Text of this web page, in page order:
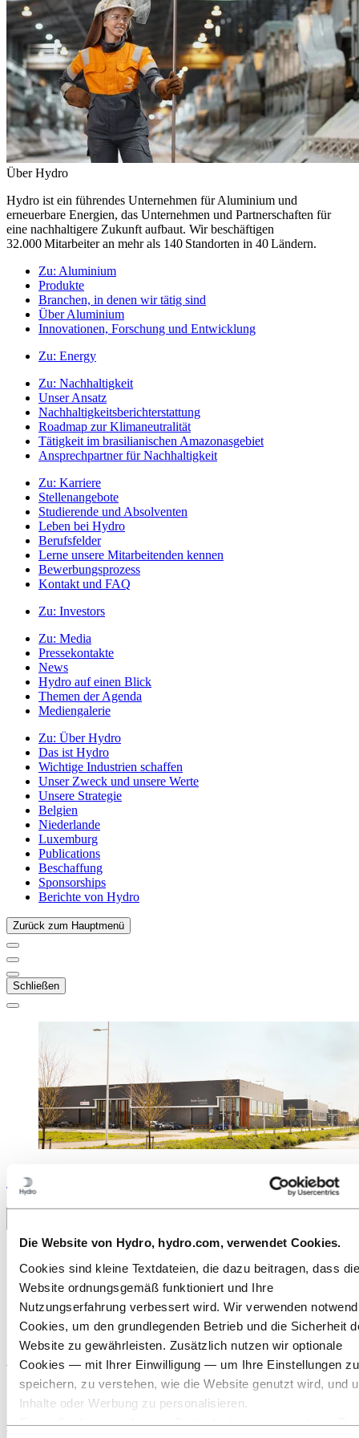
Die Website von Hydro, hydro.com, verwendet Cookies.
Cookies sind kleine Textdateien, die dazu beitragen, dass die
Website ordnungsgemäß funktioniert und Ihre
Nutzungserfahrung verbessert wird. Wir verwenden
Cookies, um den grundlegenden Betrieb und die Sicherheit
Website zu gewährleisten. Zusätzlich nutzen wir optionale
Cookies — mit Ihrer Einwilligung — um Ihre Einstellungen zu
speichern, zu verstehen, wie die Website genutzt wird, und
Inhalte oder Werbung zu personalisieren.
Über Hydro
Hydro ist ein führendes Unternehmen für Aluminium und
erneuerbare Energien, das Unternehmen und Partnerschaften für
eine nachhaltigere Zukunft aufbaut. Wir beschäftigen
32.000 Mitarbeiter an mehr als 140 Standorten in 40 Ländern.
Zu: Aluminium
Produkte
Branchen, in denen wir tätig sind
Über Aluminium
Innovationen, Forschung und Entwicklung
Zu: Energy
Zu: Nachhaltigkeit
Unser Ansatz
Nachhaltigkeitsberichterstattung
Roadmap zur Klimaneutralität
Tätigkeit im brasilianischen Amazonasgebiet
Ansprechpartner für Nachhaltigkeit
Zu: Karriere
Stellenangebote
Studierende und Absolventen
Leben bei Hydro
Berufsfelder
Lerne unsere Mitarbeitenden kennen
Bewerbungsprozess
Kontakt und FAQ
Zu: Investors
Zu: Media
Pressekontakte
News
Hydro auf einen Blick
Themen der Agenda
Mediengalerie
Zu: Über Hydro
Das ist Hydro
Wichtige Industrien schaffen
Unser Zweck und unsere Werte
Unsere Strategie
Belgien
Niederlande
Luxemburg
Publications
Beschaffung
Sponsorships
Berichte von Hydro
Zurück zum Hauptmenü
Schließen
Stories
Alle
Aluminium im Einsatz
Nachhaltigkeit
Menschen und Karriere
Recycling
Wie macht man einen Gewerbepark zu
100 Prozent zirkulär?
28. Juni 2024